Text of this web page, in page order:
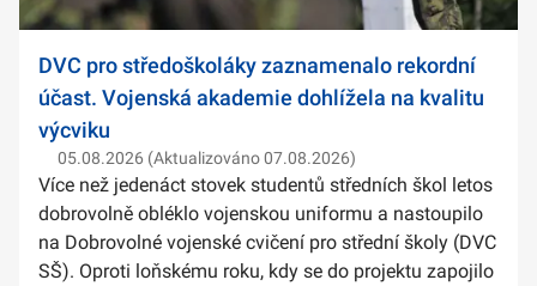
DVC pro středoškoláky zaznamenalo rekordní
účast. Vojenská akademie dohlížela na kvalitu
výcviku
05.08.2026 (Aktualizováno 07.08.2026)
Více než jedenáct stovek studentů středních škol letos
dobrovolně obléklo vojenskou uniformu a nastoupilo
na Dobrovolné vojenské cvičení pro střední školy (DVC
SŠ). Oproti loňskému roku, kdy se do projektu zapojilo